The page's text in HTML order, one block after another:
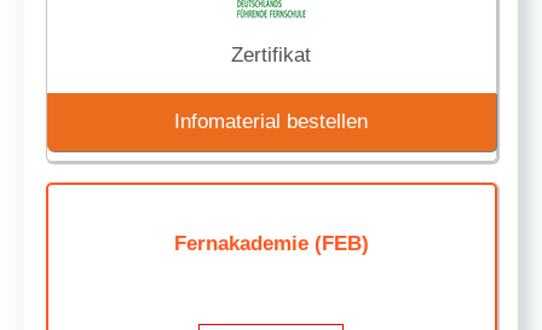
Zertifikat
Infomaterial bestellen
Fernakademie (FEB)